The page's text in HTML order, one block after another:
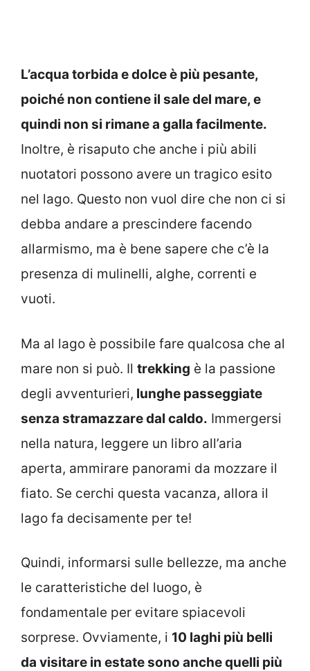
L’acqua torbida e dolce è più pesante,
poiché non contiene il sale del mare, e
quindi non si rimane a galla facilmente.
Inoltre, è risaputo che anche i più abili
nuotatori possono avere un tragico esito
nel lago. Questo non vuol dire che non ci si
debba andare a prescindere facendo
allarmismo, ma è bene sapere che c’è la
presenza di mulinelli, alghe, correnti e
vuoti.
Ma al lago è possibile fare qualcosa che al
mare non si può. Il trekking è la passione
degli avventurieri, lunghe passeggiate
senza stramazzare dal caldo. Immergersi
nella natura, leggere un libro all’aria
aperta, ammirare panorami da mozzare il
fiato. Se cerchi questa vacanza, allora il
lago fa decisamente per te!
Quindi, informarsi sulle bellezze, ma anche
le caratteristiche del luogo, è
fondamentale per evitare spiacevoli
sorprese. Ovviamente, i 10 laghi più belli
da visitare in estate sono anche quelli più